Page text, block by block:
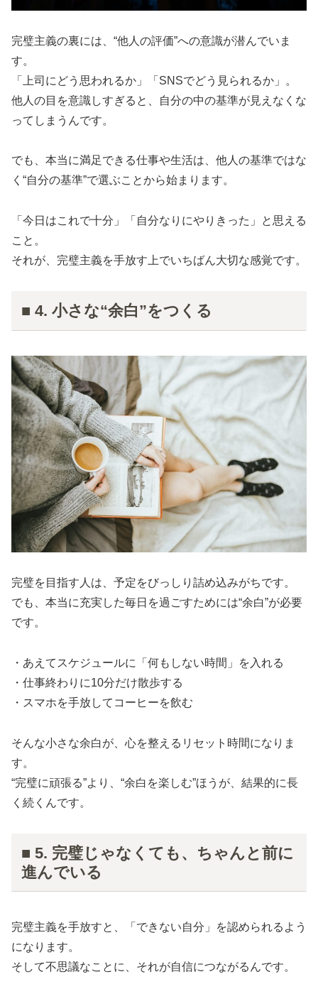
完璧主義の裏には、“他人の評価”への意識が潜んでいま
す。
「上司にどう思われるか」「SNSでどう見られるか」。
他人の目を意識しすぎると、自分の中の基準が見えなくな
ってしまうんです。
でも、本当に満足できる仕事や生活は、他人の基準ではな
く“自分の基準”で選ぶことから始まります。
「今日はこれで十分」「自分なりにやりきった」と思える
こと。
それが、完璧主義を手放す上でいちばん大切な感覚です。
■ 4. 小さな“余白”をつくる
完璧を目指す人は、予定をびっしり詰め込みがちです。
でも、本当に充実した毎日を過ごすためには“余白”が必要
です。
・あえてスケジュールに「何もしない時間」を入れる
・仕事終わりに10分だけ散歩する
・スマホを手放してコーヒーを飲む
そんな小さな余白が、心を整えるリセット時間になりま
す。
“完璧に頑張る”より、“余白を楽しむ”ほうが、結果的に長
く続くんです。
■ 5. 完璧じゃなくても、ちゃんと前に
進んでいる
完璧主義を手放すと、「できない自分」を認められるよう
になります。
そして不思議なことに、それが自信につながるんです。